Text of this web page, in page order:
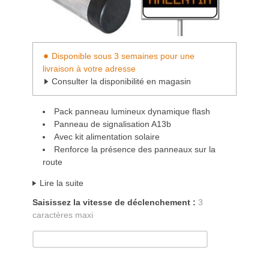
Disponible sous 3 semaines pour une
livraison à votre adresse
Consulter la disponibilité en magasin
Pack panneau lumineux dynamique flash
Panneau de signalisation A13b
Avec kit alimentation solaire
Renforce la présence des panneaux sur la
route
Lire la suite
Saisissez la vitesse de déclenchement : 3
caractères maxi